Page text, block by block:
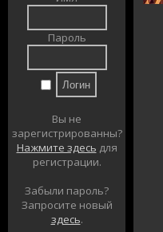
Пароль
Вы не
зарегистрированны?
Нажмите здесь для
регистрации.
Забыли пароль?
Запросите новый
здесь.